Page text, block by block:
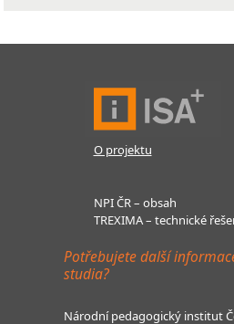
O projektu
NPI ČR – obsah
TREXIMA – technické
Potřebujete další
studia?
Národní pedagogický institut